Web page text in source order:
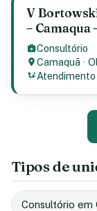
V
– Camaqua
Consultório
Camaquã ·
Atendimento
Tipos de
Consultório em